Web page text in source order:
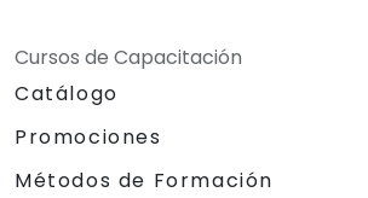
Cursos de Capacitación
Catálogo
Promociones
Métodos de Formación